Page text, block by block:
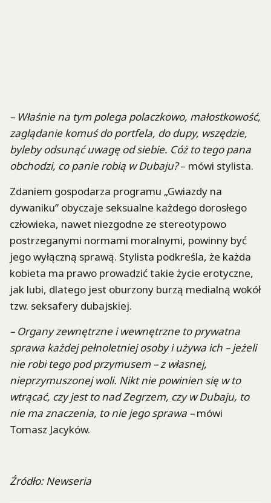
– Właśnie na tym polega polaczkowo, małostkowość,
zaglądanie komuś do portfela, do dupy, wszędzie,
byleby odsunąć uwagę od siebie. Cóż to tego pana
obchodzi, co panie robią w Dubaju?– mówi stylista.
Zdaniem gospodarza programu „Gwiazdy na
dywaniku” obyczaje seksualne każdego dorosłego
człowieka, nawet niezgodne ze stereotypowo
postrzeganymi normami moralnymi, powinny być
jego wyłączną sprawą. Stylista podkreśla, że każda
kobieta ma prawo prowadzić takie życie erotyczne,
jak lubi, dlatego jest oburzony burzą medialną wokół
tzw. seksafery dubajskiej.
– Organy zewnętrzne i wewnętrzne to prywatna
sprawa każdej pełnoletniej osoby i używa ich – jeżeli
nie robi tego pod przymusem – z własnej,
nieprzymuszonej woli. Nikt nie powinien się w to
wtrącać, czy jest to nad Zegrzem, czy w Dubaju, to
nie ma znaczenia, to nie jego sprawa –mówi
Tomasz Jacyków.
Źródło: Newseria